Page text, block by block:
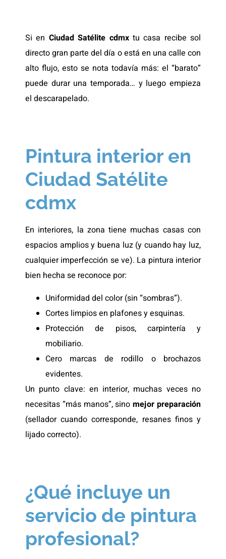
Si en Ciudad Satélite cdmxtu casa recibe sol
directo gran parte del día o está en una calle con
alto flujo, esto se nota todavía más: el “barato”
puede durar una temporada… y luego empieza
el descarapelado.
Pintura interior en
Ciudad Satélite
cdmx
En interiores, la zona tiene muchas casas con
espacios amplios y buena luz (y cuando hay luz,
cualquier imperfección se ve). La pintura interior
bien hecha se reconoce por:
Uniformidad del color (sin “sombras”).
Cortes limpios en plafones y esquinas.
Protección de pisos, carpintería y
mobiliario.
Cero marcas de rodillo o brochazos
evidentes.
Un punto clave: en interior, muchas veces no
necesitas “más manos”, sinomejor preparación
(sellador cuando corresponde, resanes finos y
lijado correcto).
¿Qué incluye un
servicio de pintura
profesional?